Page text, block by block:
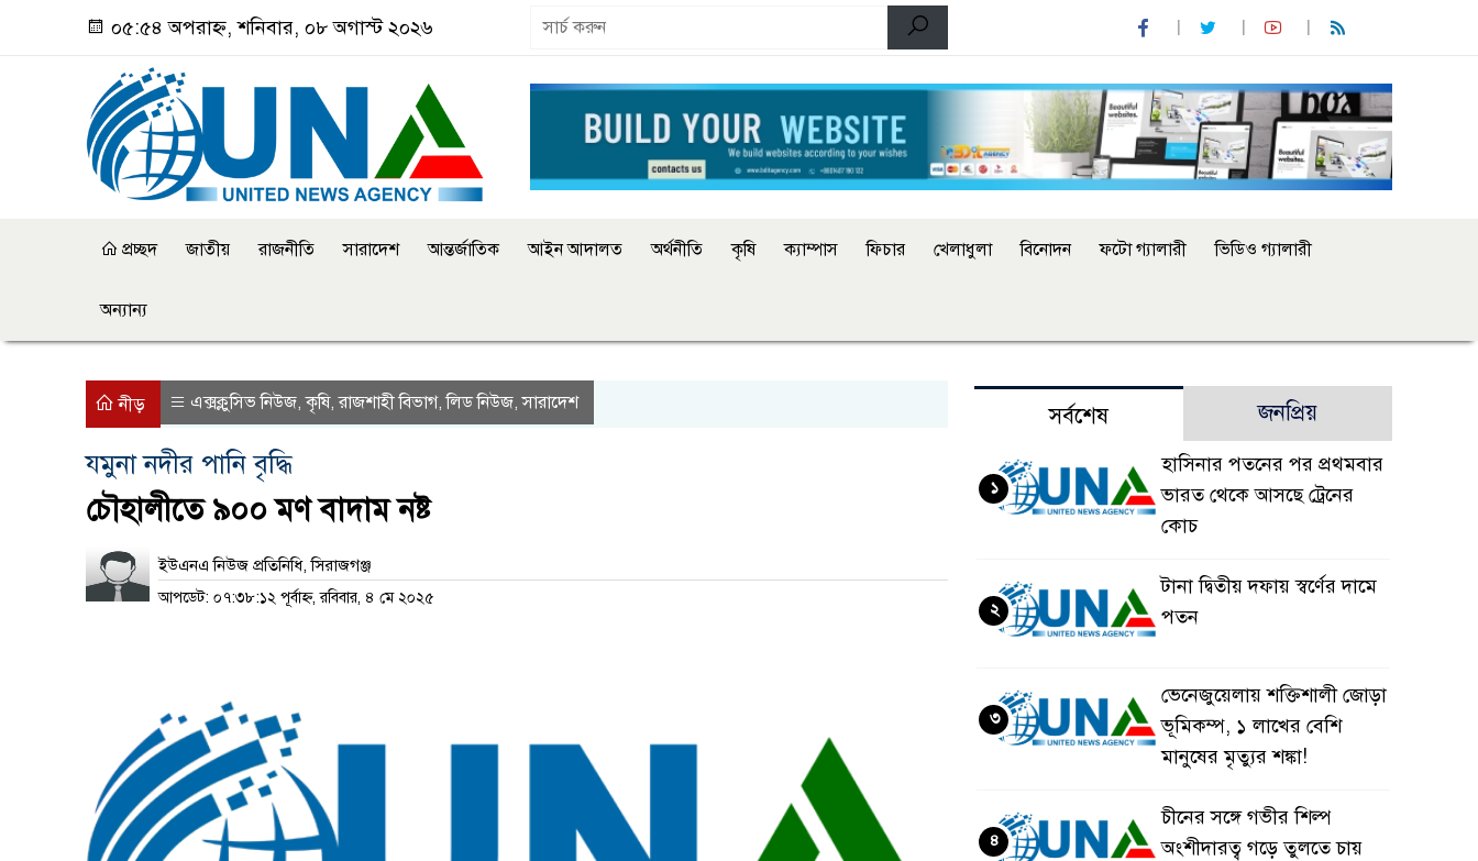
০৫:৫৪ অপরাহ্ন, শনিবার, ০৮ অগাস্ট ২০২৬
প্রচ্ছদ জাতীয় রাজনীতি সারাদেশ আন্তর্জাতিক আইন আদালত অর্থনীতি কৃষি ক্যাম্পাস ফিচার খেলাধুলা বিনোদন ফটো গ্যালারী ভিডিও গ্যালারী
অন্যান্য
নীড় এক্সক্লুসিভ নিউজ ,কৃষি,রাজশাহী বিভাগ,লিড নিউজ ,সারাদেশ
যমুনা নদীর পানি বৃদ্ধি
চৌহালীতে ৯০০ মণ বাদাম নষ্ট
ইউএনএ নিউজ প্রতিনিধি, সিরাজগঞ্জ
আপডেট: ০৭:৩৮:১২ পূর্বাহ্ন, রবিবার, ৪ মে ২০২৫
সর্বশেষ জনপ্রিয়
হাসিনার পতনের পর প্রথমবার
ভারত থেকে আসছে ট্রেনের
কোচ
১
টানা দ্বিতীয় দফায় স্বর্ণের দামে
পতন
২
ভেনেজুয়েলায় শক্তিশালী জোড়া
ভূমিকম্প, ১ লাখের বেশি
মানুষের মৃত্যুর শঙ্কা!
৩
চীনের সঙ্গে গভীর শিল্প
অংশীদারত্ব গড়ে তুলতে চায়
৪